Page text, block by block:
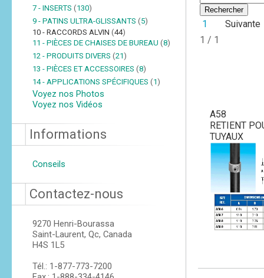
7 - INSERTS (130)
9 - PATINS ULTRA-GLISSANTS (5)
10 - RACCORDS ALVIN (44)
11 - PIÈCES DE CHAISES DE BUREAU (8)
12 - PRODUITS DIVERS (21)
13 - PIÈCES ET ACCESSOIRES (8)
14 - APPLICATIONS SPÉCIFIQUES (1)
Voyez nos Photos
Voyez nos Vidéos
Informations
Conseils
Contactez-nous
9270 Henri-Bourassa
Saint-Laurent, Qc, Canada
H4S 1L5
Tél.: 1-877-773-7200
1
Suivante
1 / 1
A58
RETIENT
TUYAUX